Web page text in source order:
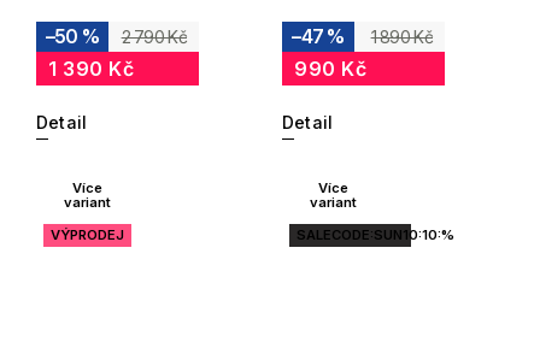
2 790 Kč
–50 %
1 390 Kč
Detail
1 890 Kč
–47 %
990 Kč
Detail
Více
variant
VÝPRODEJ
Více
variant
SALECODE:SUN10:10:%